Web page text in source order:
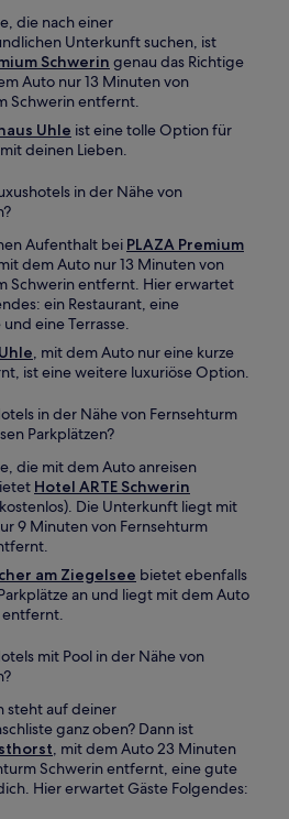
die nach einer
Unterkunft suchen, ist
Schwerin genau das Richtige
Auto nur 13 Minuten von
Schwerin entfernt.
Uhle ist eine tolle Option für
deinen Lieben.
in der Nähe von
Aufenthalt bei PLAZA Premium
dem Auto nur 13 Minuten von
Schwerin entfernt. Hier erwartet
ein Restaurant, eine
eine Terrasse.
, mit dem Auto nur eine kurze
ist eine weitere luxuriöse Option.
in der Nähe von Fernsehturm
Parkplätzen?
die mit dem Auto anreisen
Hotel ARTE Schwerin
Die Unterkunft liegt mit
9 Minuten von Fernsehturm
am Ziegelsee bietet ebenfalls
an und liegt mit dem Auto
mit Pool in der Nähe von
steht auf deiner
ganz oben? Dann ist
, mit dem Auto 23 Minuten
Schwerin entfernt, eine gute
Hier erwartet Gäste Folgendes: